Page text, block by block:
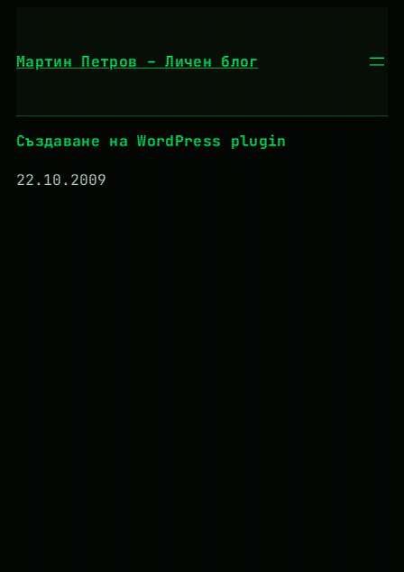
Мартин Петров – Личен блог
Създаване на WordPress plugin
22.10.2009